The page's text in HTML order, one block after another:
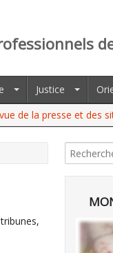
Justice
de la presse et des